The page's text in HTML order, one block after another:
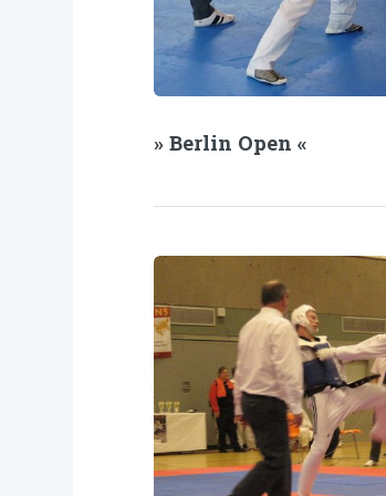
» Berlin Open «